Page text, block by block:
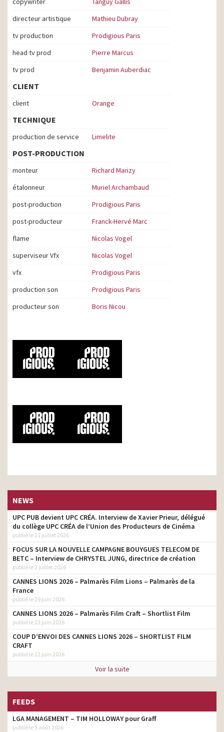
directeur artistique
Mathieu Dubray
tv production
Prodigious Paris
head tv prod
Pierre Marcus
tv prod
Benjamin Auberdiac
CLIENT
client Orange
TECHNIQUE
production de service Limelite
POST-PRODUCTION
monteur
Richard Marizy
étalonneur
Muriel Archambaud
post-production
Prodigious Paris
post-producteur
Franck-Hervé Marc
flame
Nicolas Vogel
superviseur Vfx
Nicolas Vogel
vfx
Prodigious Paris
production son
Prodigious Paris
producteur son
Boris Nicou
NEWS
UPC PUB devient UPC CRÉA. Interview de Xavier Prieur, délégué
du collège UPC CRÉA de l’Union des Producteurs de Cinéma
publié le 21 juillet 2026
FOCUS SUR LA NOUVELLE CAMPAGNE BOUYGUES TELECOM DE
BETC – Interview de CHRYSTEL JUNG, directrice de création
publié le 2 juillet 2026
CANNES LIONS 2026 – Palmarès Film Lions – Palmarès de la
France
publié le 29 juin 2026
CANNES LIONS 2026 – Palmarès Film Craft – Shortlist Film
publié le 23 juin 2026
COUP D’ENVOI DES CANNES LIONS 2026 – SHORTLIST FILM
CRAFT
publié le 22 juin 2026
Voir la suite
FEEDS
LGA MANAGEMENT – TIM HOLLOWAY pour Graff
publié le 5 août 2026